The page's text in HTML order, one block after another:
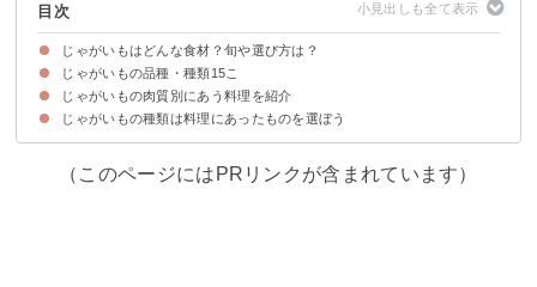
目次
じゃがいもはどんな食材？旬や選び方は？
じゃがいもの歴史
じゃがいもが旬・収穫の時期
じゃがいもの選び方のポイント
じゃがいもの品種・種類15こ
①男爵芋（5月中旬～）
②メークイン(5月中旬)
③キタアカリ(5月下旬～)
④インカのめざめ(5月下旬～)
⑤とうや(1月中旬～3月中旬)
⑥マチルダ(1月中旬～3月中旬)
⑦コナフブキ(5月中旬～)
⑧アンデス赤(5月下旬～)
⑨レッドムーン(5月下旬～)
⑩シャドークイーン(5月中旬～)
⑪グラウンドペチカ(5月中旬～)
⑫トヨシロ(5月中旬～)
⑬ホッカイコガネ(5月中旬～)
⑭ニシユタカ(5月中旬～)
⑮ノーザンルビー(6月～)
じゃがいもの肉質別にあう料理を紹介
ねっとり系
ホクホク系
じゃがいもの種類は料理にあったものを選ぼう
（このページにはPRリンクが含まれています）